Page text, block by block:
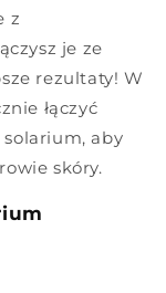
z
je ze
rezultaty! W
łączyć
aby
skóry.